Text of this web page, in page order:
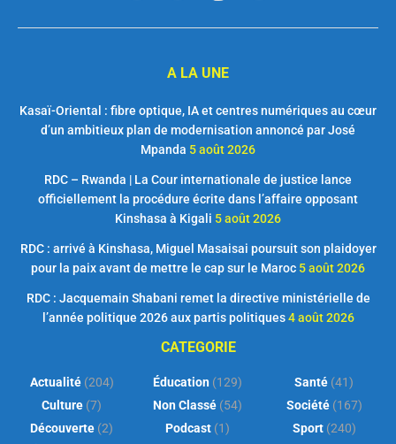
A LA UNE
Kasaï-Oriental : fibre optique, IA et centres numériques au cœur
d’un ambitieux plan de modernisation annoncé par José
Mpanda 5 août 2026
RDC – Rwanda | La Cour internationale de justice lance
officiellement la procédure écrite dans l’affaire opposant
Kinshasa à Kigali 5 août 2026
RDC : arrivé à Kinshasa, Miguel Masaisai poursuit son plaidoyer
pour la paix avant de mettre le cap sur le Maroc 5 août 2026
RDC : Jacquemain Shabani remet la directive ministérielle de
l’année politique 2026 aux partis politiques 4 août 2026
CATEGORIE
Actualité(204)
Culture (7)
Découverte (2)
Éducation (129)
Non Classé (54)
Podcast (1)
Santé (41)
Société(167)
Sport(240)